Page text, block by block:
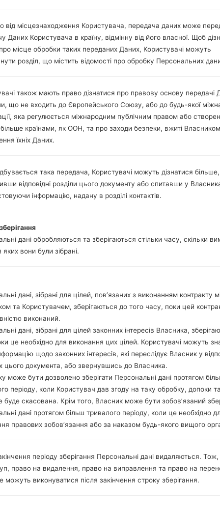
3.5mm jack
Версія 4.1, A2DP
Ні
Так, A-GPS, GeoTagging,
microUSB 2.0
Wi-Fi802.11b/g/n, Wi-Fi Direct,
ОС
Unknown
Android 6.0.x Marshmallow
Android 6.0.x Marshmallow 1.3
Android 6.0.x Marshmallow 1.32
Unknown 1.3
від місцезнаходження Користувача, передача даних може
Даних Користувача в країну, відмінну від його власної. Щоб
місце обробки таких переданих Даних, Користувачі можуть
розділ, що містить відомості про обробку Персональних
також мають право дізнатися про правову основу передачі
що не входить до Європейського Союзу, або до будь-якої
яка регулюється міжнародним публічним правом або
більше країнами, як ООН, та про заходи безпеки, вжиті
їхніх Даних.
така передача, Користувачі можуть дізнатися більше,
відповідні розділи цього документу або спитавши у
інформацію, надану в розділі контактів.
дані обробляються та зберігаються стільки часу, скільки
яких вони були зібрані.
дані, зібрані для цілей, пов’язаних з виконанням контракту
та Користувачем, зберігаються до того часу, поки цей
виконаний.
дані, зібрані для цілей законних інтересів Власника,
це необхідно для виконання цих цілей. Користувачі можуть
щодо законних інтересів, які переслідує Власник у
цього документа, або звернувшись до Власника.
може бути дозволено зберігати Персональні дані протягом
періоду, коли Користувач дав згоду на таку обробку, допоки
буде скасована. Крім того, Власник може бути зобов’язаний
дані протягом більш тривалого періоду, коли це необхідно
правових зобов’язання або за наказом будь-якого вищого
періоду зберігання Персональні дані видаляються.
право на видалення, право на виправлення та право на
можуть виконуватися після закінчення строку зберігання.